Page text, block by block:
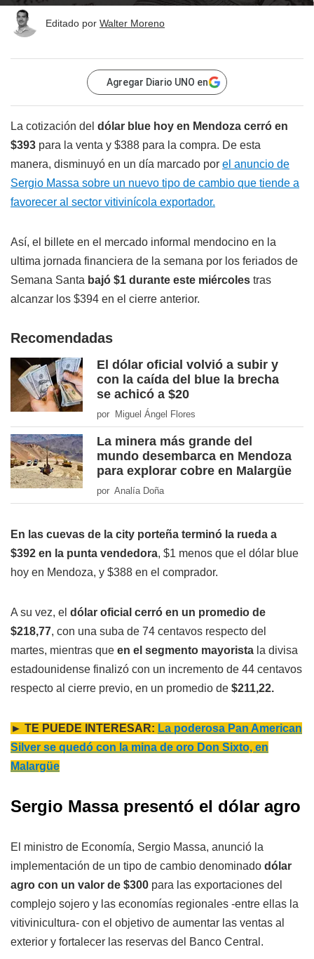
Editado por Walter Moreno
Agregar Diario UNO en
La cotización del dólar blue hoy en Mendoza cerró en
$393 para la venta y $388 para la compra. De esta
manera, disminuyó en un día marcado por el anuncio de
Sergio Massa sobre un nuevo tipo de cambio que tiende a
favorecer al sector vitivinícola exportador.
Así, el billete en el mercado informal mendocino en la
ultima jornada financiera de la semana por los feriados de
Semana Santa bajó $1 durante este miércoles tras
alcanzar los $394 en el cierre anterior.
Recomendadas
El dólar oficial volvió a subir y
con la caída del blue la brecha
se achicó a $20
por Miguel Ángel Flores
La minera más grande del
mundo desembarca en Mendoza
para explorar cobre en Malargüe
por Analía Doña
En las cuevas de la city porteña terminó la rueda a
$392 en la punta vendedora, $1 menos que el dólar blue
hoy en Mendoza, y $388 en el comprador.
A su vez, el dólar oficial cerró en un promedio de
$218,77, con una suba de 74 centavos respecto del
martes, mientras que en el segmento mayorista la divisa
estadounidense finalizó con un incremento de 44 centavos
respecto al cierre previo, en un promedio de $211,22.
► TE PUEDE INTERESAR: La poderosa Pan American
Silver se quedó con la mina de oro Don Sixto, en
Malargüe
Sergio Massa presentó el dólar agro
El ministro de Economía, Sergio Massa, anunció la
implementación de un tipo de cambio denominado dólar
agro con un valor de $300 para las exportaciones del
complejo sojero y las economías regionales -entre ellas la
vitivinicultura- con el objetivo de aumentar las ventas al
exterior y fortalecer las reservas del Banco Central.